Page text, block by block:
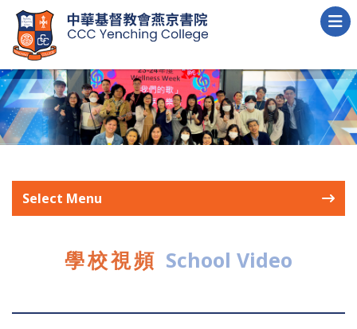
Select Menu
學校視頻 School Video